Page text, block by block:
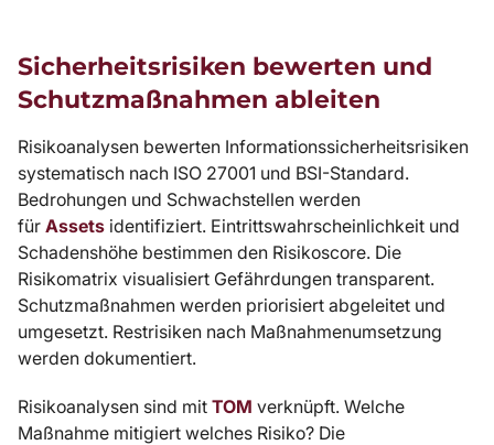
Sicherheitsrisiken bewerten und
Schutzmaßnahmen ableiten
Risikoanalysen bewerten Informationssicherheitsrisiken
systematisch nach ISO 27001 und BSI-Standard.
Bedrohungen und Schwachstellen werden
für Assets identifiziert. Eintrittswahrscheinlichkeit und
Schadenshöhe bestimmen den Risikoscore. Die
Risikomatrix visualisiert Gefährdungen transparent.
Schutzmaßnahmen werden priorisiert abgeleitet und
umgesetzt. Restrisiken nach Maßnahmenumsetzung
werden dokumentiert.
Risikoanalysen sind mit TOM verknüpft. Welche
Maßnahme mitigiert welches Risiko? Die